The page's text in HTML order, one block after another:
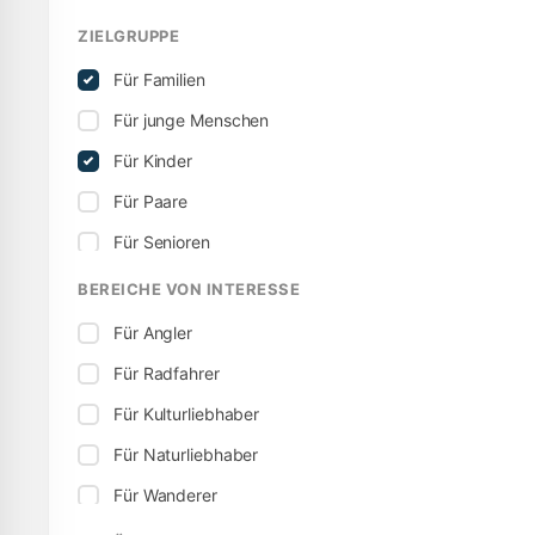
ZIELGRUPPE
Für Familien
Für junge Menschen
Für Kinder
Für Paare
Für Senioren
BEREICHE VON INTERESSE
Für Angler
Für Radfahrer
Für Kulturliebhaber
Für Naturliebhaber
Für Wanderer